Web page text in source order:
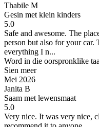
Thabile M
Gesin met klein kinders
5.0
Safe and awesome. The
person but also for your car.
everything I n...
Word in die oorspronklike
Sien meer
Mei 2026
Janita B
Saam met lewensmaat
5.0
Very nice. It was very nice,